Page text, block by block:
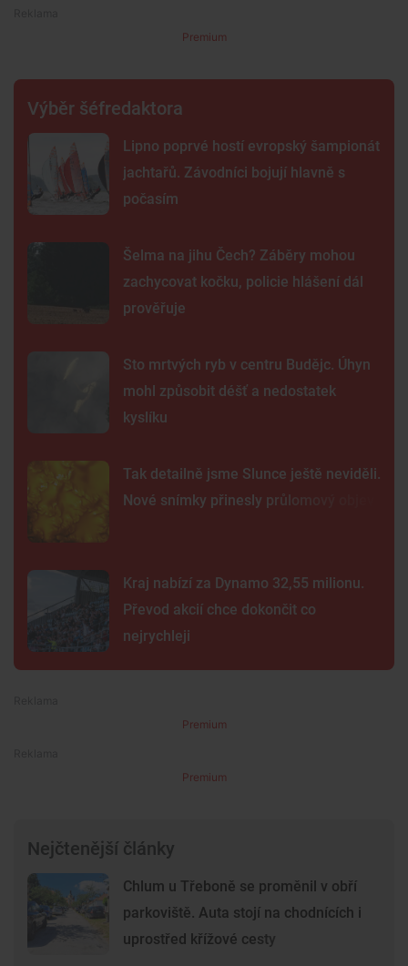
Premium
Výběr šéfredaktora
Lipno poprvé hostí evropský šampionát
jachtařů. Závodníci bojují hlavně s
počasím
Šelma na jihu Čech? Záběry mohou
zachycovat kočku, policie hlášení dál
prověřuje
Sto mrtvých ryb v centru Budějc. Úhyn
mohl způsobit déšť a nedostatek
kyslíku
Tak detailně jsme Slunce ještě neviděli.
Nové snímky přinesly průlomový objev
Kraj nabízí za Dynamo 32,55 milionu.
Převod akcií chce dokončit co
nejrychleji
Premium
Premium
Nejčtenější články
Chlum u Třeboně se proměnil v obří
parkoviště. Auta stojí na chodnících i
uprostřed křížové cesty